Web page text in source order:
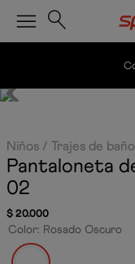
Niños Trajes de baño
Pantaloneta
02
$20.000
Color: Rosado Oscuro